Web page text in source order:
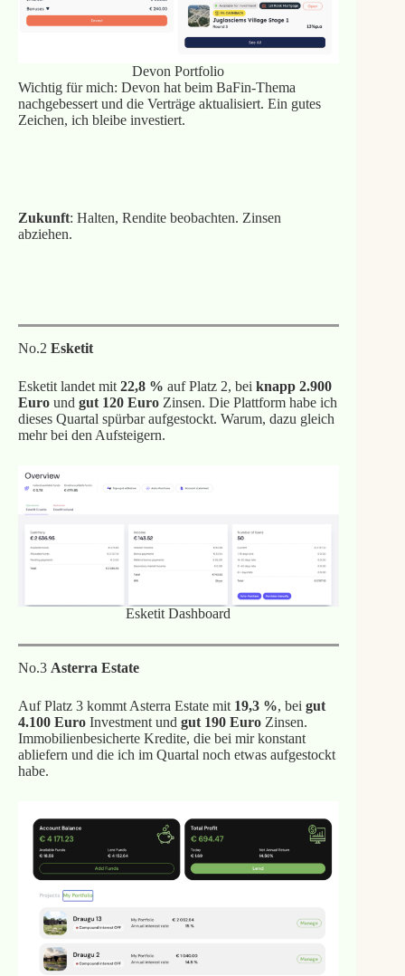
Devon Portfolio
Wichtig für mich: Devon hat beim BaFin-Thema
nachgebessert und die Verträge aktualisiert. Ein gutes
Zeichen, ich bleibe investiert.
Zukunft: Halten, Rendite beobachten. Zinsen
abziehen.
No.2 Esketit
Esketit landet mit 22,8 % auf Platz 2, bei knapp 2.900
Euround gut 120 EuroZinsen. Die Plattform habe ich
dieses Quartal spürbar aufgestockt. Warum, dazu gleich
mehr bei den Aufsteigern.
Esketit Dashboard
No.3 Asterra Estate
Auf Platz 3 kommt Asterra Estate mit 19,3 %, bei gut
4.100 EuroInvestment und gut 190 EuroZinsen.
Immobilienbesicherte Kredite, die bei mir konstant
abliefern und die ich im Quartal noch etwas aufgestockt
habe.